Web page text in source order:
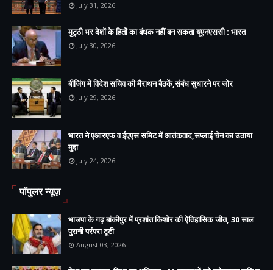
July 31, 2026
मुट्ठी भर देशों के हितों का बंधक नहीं बन सकता यूएनएससी : भारत
July 30, 2026
बीजिंग में विदेश सचिव की मैराथन बैठकें,संबंध सुधारने पर जोर
July 29, 2026
भारत ने एआरएफ व ईएएस समिट में आतंकवाद,सप्लाई चेन का उठाया
मुद्दा
July 24, 2026
पॉपुलर न्यूज़
भाजपा के गढ़ बांकीपुर में प्रशांत किशोर की ऐतिहासिक जीत, 30 साल
पुरानी परंपरा टूटी
August 03, 2026